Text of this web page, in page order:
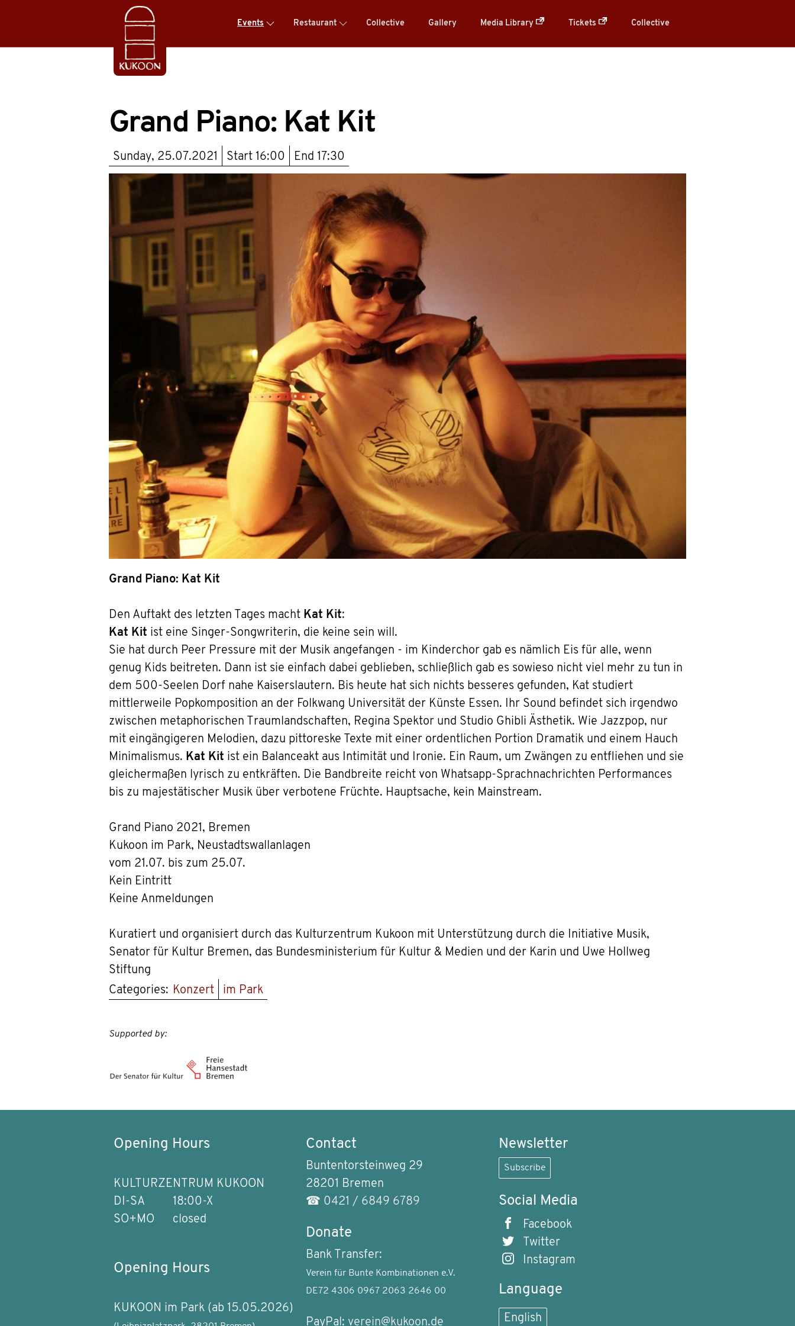
Events Restaurant Collective Gallery Media Library Tickets Collective
Grand Piano: Kat Kit
Sunday, 25.07.2021 Start 16:00 End 17:30
Grand Piano: Kat Kit
Den Auftakt des letzten Tages macht Kat Kit:
Kat Kit ist eine Singer-Songwriterin, die keine sein will.
Sie hat durch Peer Pressure mit der Musik angefangen - im Kinderchor gab es nämlich Eis für alle, wenn
genug Kids beitreten. Dann ist sie einfach dabei geblieben, schließlich gab es sowieso nicht viel mehr zu tun in
dem 500-Seelen Dorf nahe Kaiserslautern. Bis heute hat sich nichts besseres gefunden, Kat studiert
mittlerweile Popkomposition an der Folkwang Universität der Künste Essen. Ihr Sound befindet sich irgendwo
zwischen metaphorischen Traumlandschaften, Regina Spektor und Studio Ghibli Ästhetik. Wie Jazzpop, nur
mit eingängigeren Melodien, dazu pittoreske Texte mit einer ordentlichen Portion Dramatik und einem Hauch
Minimalismus. Kat Kit ist ein Balanceakt aus Intimität und Ironie. Ein Raum, um Zwängen zu entfliehen und sie
gleichermaßen lyrisch zu entkräften. Die Bandbreite reicht von Whatsapp-Sprachnachrichten Performances
bis zu majestätischer Musik über verbotene Früchte. Hauptsache, kein Mainstream.
Grand Piano 2021, Bremen
Kukoon im Park, Neustadtswallanlagen
vom 21.07. bis zum 25.07.
Kein Eintritt
Keine Anmeldungen
Kuratiert und organisiert durch das Kulturzentrum Kukoon mit Unterstützung durch die Initiative Musik,
Senator für Kultur Bremen, das Bundesministerium für Kultur & Medien und der Karin und Uwe Hollweg
Stiftung
Categories: Konzert im Park
Supported by:
Opening Hours
KULTURZENTRUM KUKOON
DI-SA
18:00-X
SO+MO
closed
Opening Hours
KUKOON im Park (ab 15.05.2026)
Contact
Buntentorsteinweg 29
28201 Bremen
☎ 0421 / 6849 6789
Donate
Bank Transfer:
Verein für Bunte Kombinationen e.V.
DE72 4306 0967 2063 2646 00
PayPal: verein@kukoon.de
Newsletter
Subscribe
Social Media
Facebook
Twitter
Instagram
Language
English